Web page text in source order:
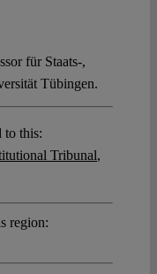
für Staats-,
Tübingen.
to this:
Tribunal,
region: